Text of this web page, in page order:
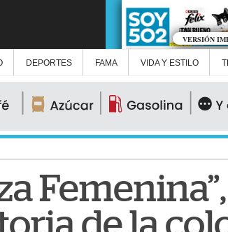
VERSIÓN
DEPORTES FAMA VIDA Y ESTILO
de la